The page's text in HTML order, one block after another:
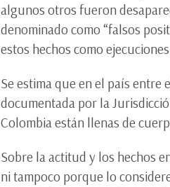
algunos otros fueron
denominado como “falsos
estos hechos como
Se estima que en el país
documentada por la
Colombia están llenas de
Sobre la actitud y los hechos
ni tampoco porque lo